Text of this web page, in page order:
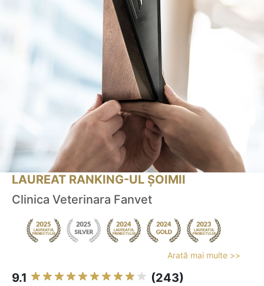
LAUREAT RANKING-UL ȘOIMII
Clinica Veterinara Fanvet
Arată mai multe >>
9.1 (243)